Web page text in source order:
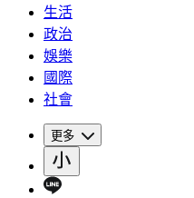
生活
政治
娛樂
國際
社會
更多